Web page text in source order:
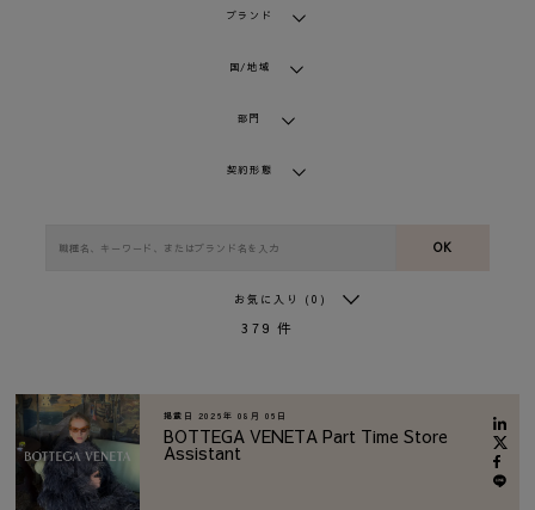
採用情報
ブランド
国/地域
部門
契約形態
OK
お気に入り (0)
379 件
掲載日 2026年 08月 06日
BOTTEGA VENETA Part Time Store
Assistant